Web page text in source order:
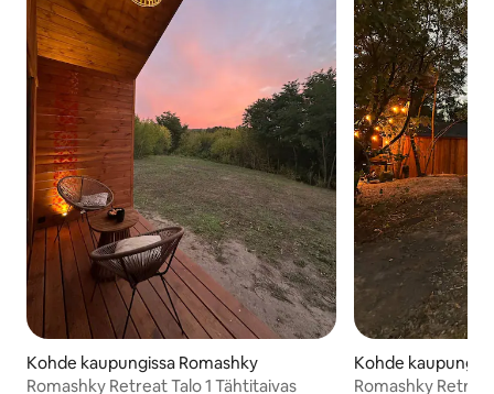
Kohde kaupungissa Romashky
Romashky Retreat Talo 1 Tähtitaivas
Kohde
Romashky